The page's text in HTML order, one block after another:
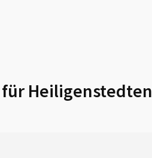
Heiligenstedten